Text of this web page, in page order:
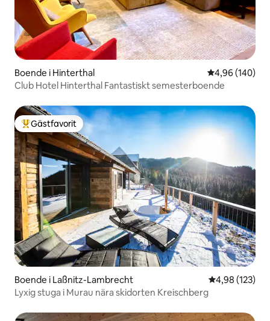
Boende i Hinterthal 4,96 av 5 i
4,96 (140)
Club Hotel Hinterthal Fantastiskt semesterboende
Populär gästfavorit
Gästfavorit
Boende i Laßnitz-Lambrecht 4,98 av 5 i
4,98 (123)
Lyxig stuga i Murau nära skidorten Kreischberg